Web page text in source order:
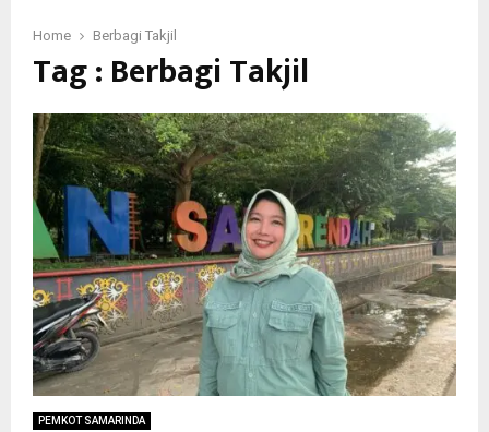
Home Berbagi Takjil
Tag : Berbagi Takjil
PEMKOT SAMARINDA